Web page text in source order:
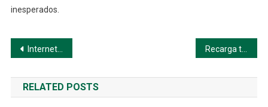
inesperados.
Navegación
de
entradas
Internet Telcel: Cómo Activarlo (Guía paso a paso)
RELATED POSTS